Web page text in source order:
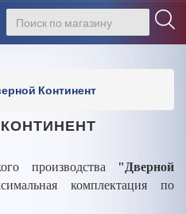
Континент
производства "Дверной
комплектация по